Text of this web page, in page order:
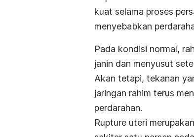
kuat selama proses
menyebabkan
Pada kondisi normal,
janin dan menyusut
Akan tetapi, tekanan
jaringan rahim terus
perdarahan.
Rupture uteri merupakan